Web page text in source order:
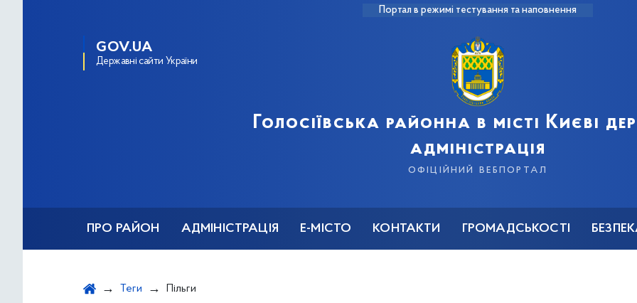
Портал в режимі тестування та наповнення
GOV.UA
Державні сайти України
Голосіївська районна в місті Києві
адміністрація
офіційний вебпортал
ПРО РАЙОН АДМІНІСТРАЦІЯ Е-МІСТО КОНТАКТИ ГРОМАДСЬКОСТІ
Теги Пільги